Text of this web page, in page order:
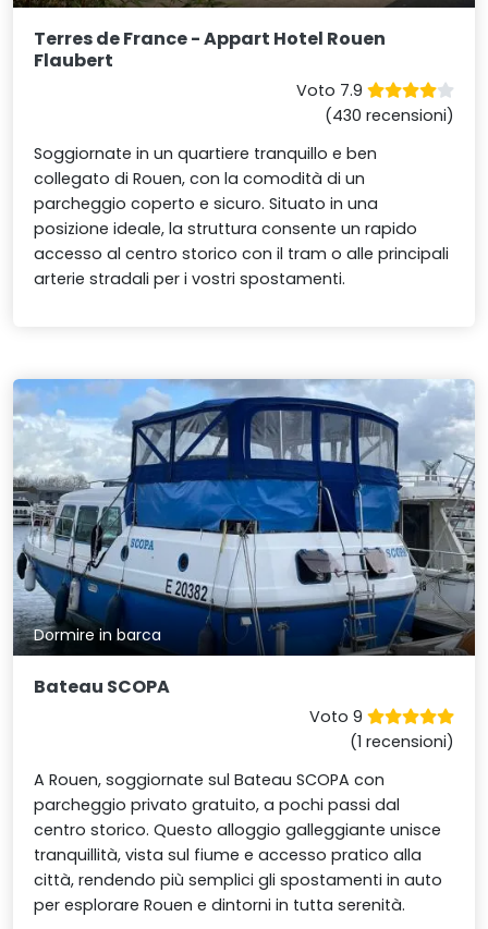
Terres de France - Appart Hotel Rouen
Flaubert
Voto 7.9
(430 recensioni)
Soggiornate in un quartiere tranquillo e ben
collegato di Rouen, con la comodità di un
parcheggio coperto e sicuro. Situato in una
posizione ideale, la struttura consente un rapido
accesso al centro storico con il tram o alle principali
arterie stradali per i vostri spostamenti.
Dormire in barca
Bateau SCOPA
Voto 9
(1 recensioni)
A Rouen, soggiornate sul Bateau SCOPA con
parcheggio privato gratuito, a pochi passi dal
centro storico. Questo alloggio galleggiante unisce
tranquillità, vista sul fiume e accesso pratico alla
città, rendendo più semplici gli spostamenti in auto
per esplorare Rouen e dintorni in tutta serenità.